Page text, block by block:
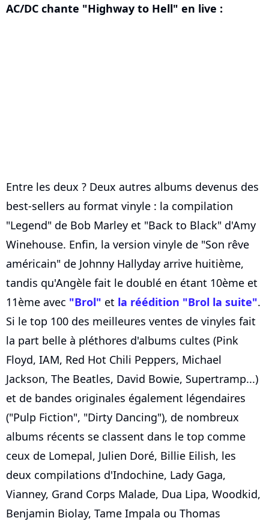
AC/DC chante "Highway to Hell" en live :
Entre les deux ? Deux autres albums devenus des
best-sellers au format vinyle : la compilation
"Legend" de Bob Marley et "Back to Black" d'Amy
Winehouse. Enfin, la version vinyle de "Son rêve
américain" de Johnny Hallyday arrive huitième,
tandis qu'Angèle fait le doublé en étant 10ème et
11ème avec "Brol" et la réédition "Brol la suite".
Si le top 100 des meilleures ventes de vinyles fait
la part belle à pléthores d'albums cultes (Pink
Floyd, IAM, Red Hot Chili Peppers, Michael
Jackson, The Beatles, David Bowie, Supertramp...)
et de bandes originales également légendaires
("Pulp Fiction", "Dirty Dancing"), de nombreux
albums récents se classent dans le top comme
ceux de Lomepal, Julien Doré, Billie Eilish, les
deux compilations d'Indochine, Lady Gaga,
Vianney, Grand Corps Malade, Dua Lipa, Woodkid,
Benjamin Biolay, Tame Impala ou Thomas